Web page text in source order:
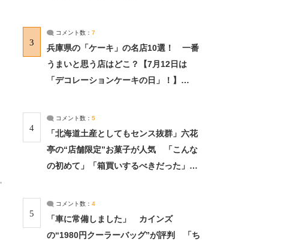
3
コメント数： 7
兵庫県の「ケーキ」の名店10選！ 一番
うまいと思う店はどこ？【7月12日は
「デコレーションケーキの日」！】
4
コメント数： 5
「北海道土産としてもセンス抜群」六花
亭の“店舗限定”お菓子が人気 「こんな
の初めて」「箱買いするべきだった」
5
コメント数： 4
「車に常備しました」 カインズ
の“1980円クーラーバッグ”が評判 「ち